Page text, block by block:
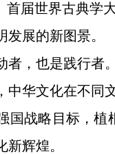
首届世界古典
展的新图景。
者，也是践行者
中华文化在不同
国战略目标，
辉煌。